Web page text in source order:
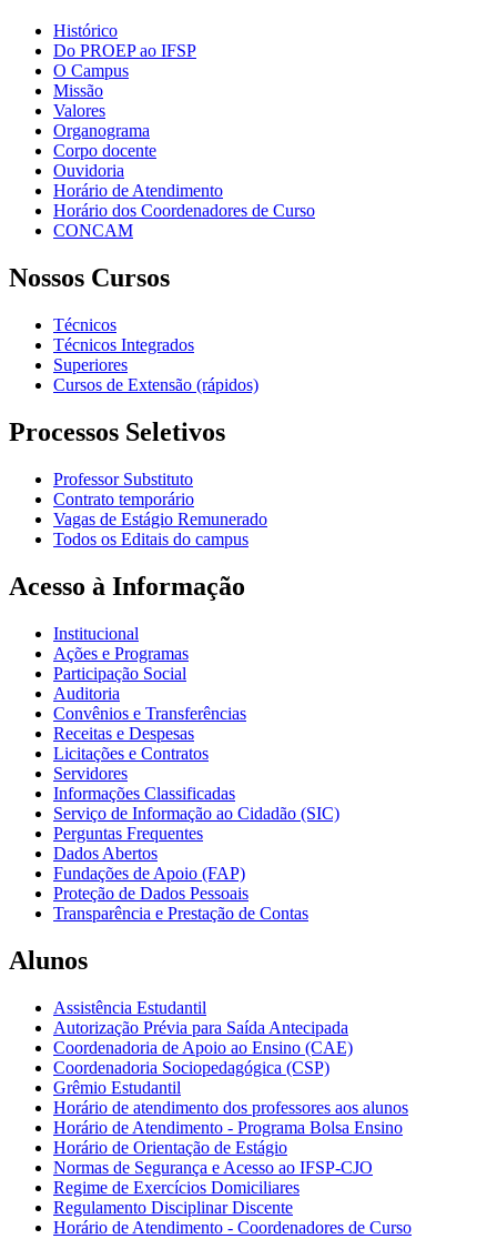
Histórico
Do PROEP ao IFSP
O Campus
Missão
Valores
Organograma
Corpo docente
Ouvidoria
Horário de Atendimento
Horário dos Coordenadores de Curso
CONCAM
Nossos Cursos
Técnicos
Técnicos Integrados
Superiores
Cursos de Extensão (rápidos)
Processos Seletivos
Professor Substituto
Contrato temporário
Vagas de Estágio Remunerado
Todos os Editais do campus
Acesso à Informação
Institucional
Ações e Programas
Participação Social
Auditoria
Convênios e Transferências
Receitas e Despesas
Licitações e Contratos
Servidores
Informações Classificadas
Serviço de Informação ao Cidadão (SIC)
Perguntas Frequentes
Dados Abertos
Fundações de Apoio (FAP)
Proteção de Dados Pessoais
Transparência e Prestação de Contas
Alunos
Assistência Estudantil
Autorização Prévia para Saída Antecipada
Coordenadoria de Apoio ao Ensino (CAE)
Coordenadoria Sociopedagógica (CSP)
Grêmio Estudantil
Horário de atendimento dos professores aos alunos
Horário de Atendimento - Programa Bolsa Ensino
Horário de Orientação de Estágio
Normas de Segurança e Acesso ao IFSP-CJO
Regime de Exercícios Domiciliares
Regulamento Disciplinar Discente
Horário de Atendimento - Coordenadores de Curso